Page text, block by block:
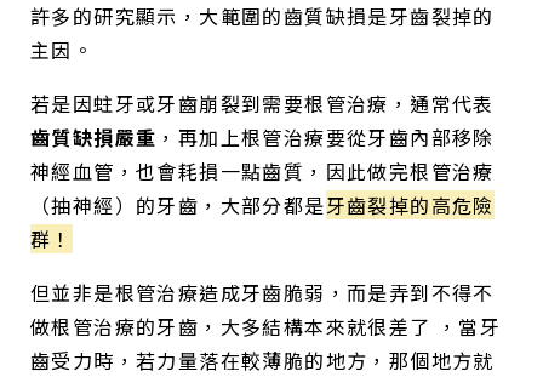
許多的研究顯示，大範圍的齒質缺損是牙齒裂掉的
主因。
若是因蛀牙或牙齒崩裂到需要根管治療，通常代表
齒質缺損嚴重 ，再加上根管治療要從牙齒內部移除
神經血管，也會耗損一點齒質，因此做完根管治療
（抽神經）的牙齒，大部分都是牙齒裂掉的高危險
群！
但並非是根管治療造成牙齒脆弱，而是弄到不得不
做根管治療的牙齒，大多結構本來就很差了 ，當牙
齒受力時，若力量落在較薄脆的地方，那個地方就